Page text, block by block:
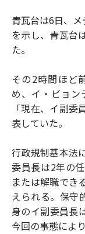
青瓦台は6日、
を示し、青瓦台
た。
その2時間ほど
め、イ・ビョン
「現在、イ副
表していた。
行政規制基本法
委員長は2年の
または解職でき
えられる。保守
身のイ副委員長
今回の事態によ